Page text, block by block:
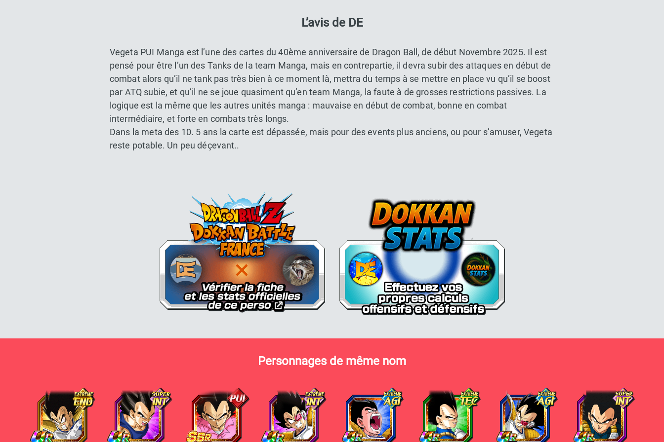
L’avis de DE
Vegeta PUI Manga est l’une des cartes du 40ème anniversaire de Dragon Ball, de début Novembre 2025. Il est
pensé pour être l’un des Tanks de la team Manga, mais en contrepartie, il devra subir des attaques en début de
combat alors qu’il ne tank pas très bien à ce moment là, mettra du temps à se mettre en place vu qu’il se boost
par ATQ subie, et qu’il ne se joue quasiment qu’en team Manga, la faute à de grosses restrictions passives. La
logique est la même que les autres unités manga : mauvaise en début de combat, bonne en combat
intermédiaire, et forte en combats très longs.
Dans la meta des 10. 5 ans la carte est dépassée, mais pour des events plus anciens, ou pour s’amuser, Vegeta
reste potable. Un peu déçevant..
Dokkan Essentials x Dragon Ball Z Dokkan battle France
Personnages de même nom